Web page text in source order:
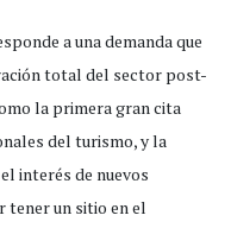
a una demanda que
total del sector post-
la primera gran cita
del turismo, y la
interés de nuevos
tener un sitio en el